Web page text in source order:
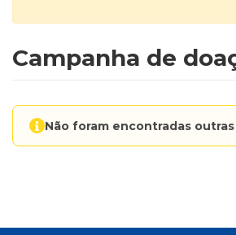
Campanha de
Não foram encontradas